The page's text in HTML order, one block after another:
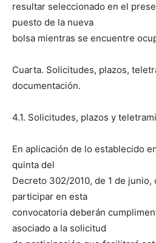
resultar seleccionado en el
puesto de la nueva
bolsa mientras se encuentre
Cuarta. Solicitudes, plazos,
documentación.
4.1. Solicitudes, plazos y
En aplicación de lo establecido
quinta del
Decreto 302/2010, de 1 de junio,
participar en esta
convocatoria deberán
asociado a la solicitud